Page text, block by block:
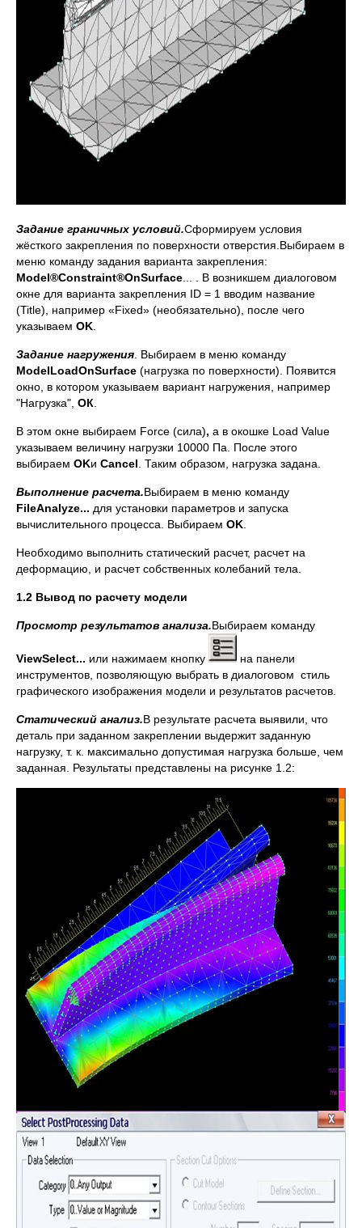
Задание граничных условий.Сформируем условия
жёсткого закрепления по поверхности отверстия.Выбираем в
меню команду задания варианта закрепления:
Model®Constraint®OnSurface ... . В возникшем диалоговом
окне для варианта закрепления ID = 1 вводим название
(Title), например «Fixed» (необязательно), после чего
указываем OK
Задание нагружения . Выбираем в меню команду
ModelLoadOnSurface (нагрузка по поверхности). Появится
окно, в котором указываем вариант нагружения, например
"Нагрузка", ОК
В этом окне выбираем Force (сила), а в окошке Load Value
указываем величину нагрузки 10000 Па. После этого
выбираем OKи Cancel . Таким образом, нагрузка задана.
Выполнение расчета.Выбираем в меню команду
FileAnalyze... для установки параметров и запуска
вычислительного процесса. Выбираем OK
Необходимо выполнить статический расчет, расчет на
деформацию, и расчет собственных колебаний тела.
1.2 Вывод по расчету модели
Просмотр результатов анализа.Выбираем команду
ViewSelect... или нажимаем кнопку
на панели
инструментов, позволяющую выбрать в диалоговом стиль
графического изображения модели и результатов расчетов.
Статический анализ.В результате расчета выявили, что
деталь при заданном закреплении выдержит заданную
нагрузку, т. к. максимально допустимая нагрузка больше, чем
заданная. Результаты представлены на рисунке 1.2: